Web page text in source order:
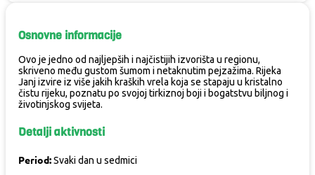
Osnovne informacije
Ovo je jedno od najljepših i najčistijih izvorišta u regionu,
skriveno među gustom šumom i netaknutim pejzažima. Rijeka
Janj izvire iz više jakih kraških vrela koja se stapaju u kristalno
čistu rijeku, poznatu po svojoj tirkiznoj boji i bogatstvu biljnog i
životinjskog svijeta.
Detalji aktivnosti
Period:Svaki dan u sedmici